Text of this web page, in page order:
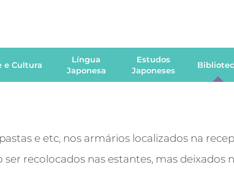
e Cultura
Língua
Japonesa
Estudos
Japoneses
e etc, nos armários localizados na
recolocados nas estantes, mas deixados